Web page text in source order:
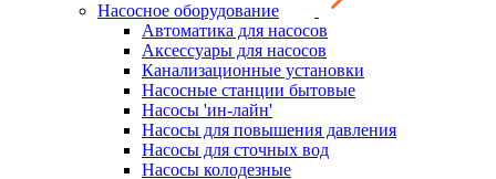
Насосное оборудование
Автоматика для насосов
Аксессуары для насосов
Канализационные установки
Насосные станции бытовые
Насосы 'ин-лайн'
Насосы для повышения давления
Насосы для сточных вод
Насосы колодезные